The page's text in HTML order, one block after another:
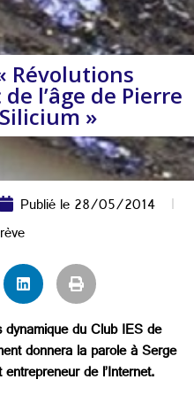
Révolutions
l’âge de Pierre
»
Publié le28/05/2014
du Club IES de
donnera la parole à Serge
de l’Internet.